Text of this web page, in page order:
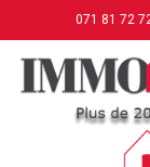
071 81 72